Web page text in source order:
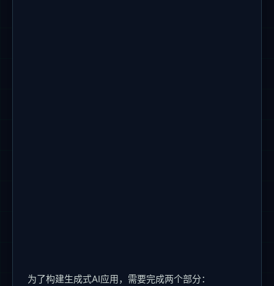
为了构建生成式AI应用，需要完成两个部分：